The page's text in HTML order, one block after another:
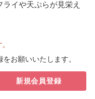
イや天ぷらが見栄え
お願いいたします。
新規会員登録